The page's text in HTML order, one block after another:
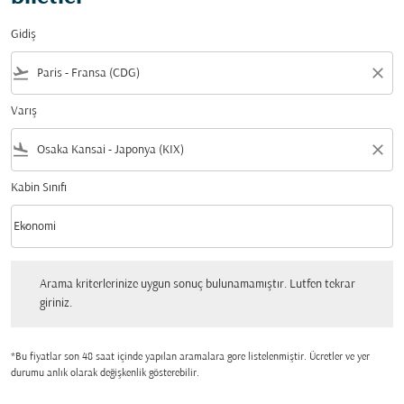
Gidiş
flight_takeoff close
Varış
flight_land close
Kabin Sınıfı
Kabin Sınıfı option Ekonomi Selected
Ekonomi
keyboard_arrow_down
Arama kriterlerinize uygun sonuç bulunamamıştır. Lutfen tekrar
giriniz.
*Bu fiyatlar son 48 saat içinde yapılan aramalara gore listelenmiştir. Ücretler ve yer
durumu anlık olarak değişkenlik gösterebilir.